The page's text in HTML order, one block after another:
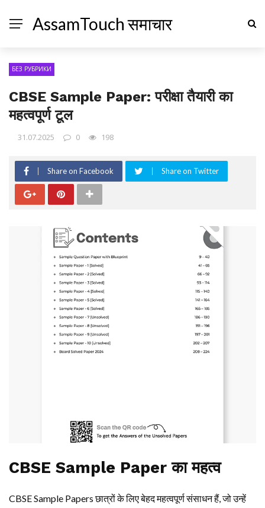
AssamTouch समाचार
БЕЗ РУБРИКИ
CBSE Sample Paper: परीक्षा तैयारी का
महत्वपूर्ण टूल
31.07.2025 0 198
Share on Facebook Share on Twitter
CBSE Sample Paper का महत्व
CBSE Sample Papers छात्रों के लिए बेहद महत्वपूर्ण संसाधन हैं, जो उन्हें